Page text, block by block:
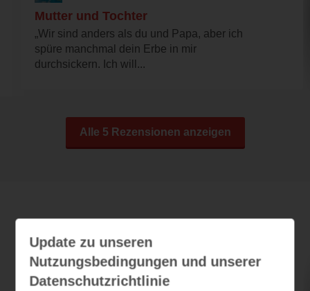
Mutter und Tochter
„Wir sind anders als du und Papa, aber ich
spüre manchmal dein Erbe in mir
durchsickern. Ich will...
Alle 5 Rezensionen anzeigen
Luft nach unten
Update zu unseren
Nutzungsbedingungen und unserer
Datenschutzrichtlinie